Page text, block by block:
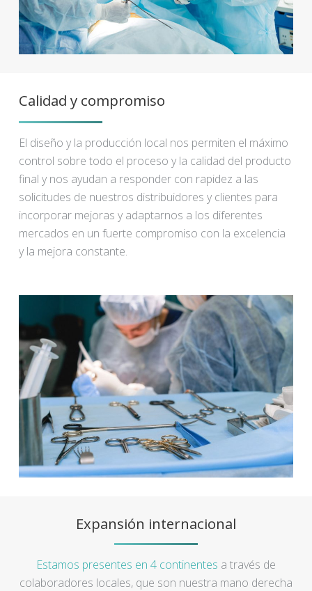
Calidad y compromiso
El diseño y la producción local nos permiten el máximo
control sobre todo el proceso y la calidad del producto
final y nos ayudan a responder con rapidez a las
solicitudes de nuestros distribuidores y clientes para
incorporar mejoras y adaptarnos a los diferentes
mercados en un fuerte compromiso con la excelencia
y la mejora constante.
Expansión internacional
Estamos presentes en 4 continentes a través de
colaboradores locales, que son nuestra mano derecha